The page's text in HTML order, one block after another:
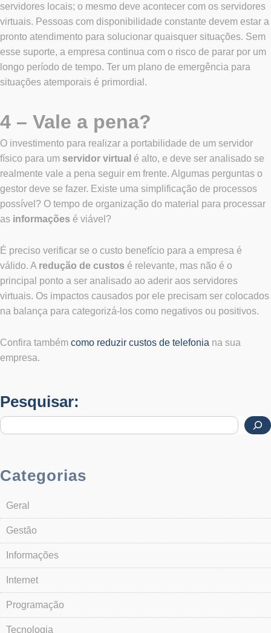
servidores locais; o mesmo deve acontecer com os servidores
virtuais. Pessoas com disponibilidade constante devem estar a
pronto atendimento para solucionar quaisquer situações. Sem
esse suporte, a empresa continua com o risco de parar por um
longo período de tempo. Ter um plano de emergência para
situações atemporais é primordial.
4 – Vale a pena?
O investimento para realizar a portabilidade de um servidor
físico para um servidor virtual é alto, e deve ser analisado se
realmente vale a pena seguir em frente. Algumas perguntas o
gestor deve se fazer. Existe uma simplificação de processos
possível? O tempo de organização do material para processar
as informações é viável?
É preciso verificar se o custo benefício para a empresa é
válido. A redução de custos é relevante, mas não é o
principal ponto a ser analisado ao aderir aos servidores
virtuais. Os impactos causados por ele precisam ser colocados
na balança para categorizá-los como negativos ou positivos.
Confira também como reduzir custos de telefonia na sua
empresa.
Pesquisar:
Categorias
Geral
Gestão
Informações
Internet
Programação
Tecnologia